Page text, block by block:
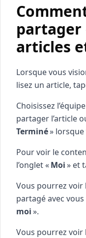
partager
articles
Lorsque vous
lisez un article,
Choisissez
partager l’article
Terminé» lorsque
Pour voir le
l’onglet «Moi» et
Vous pourrez voir
partagé avec
moi».
Vous pourrez voir